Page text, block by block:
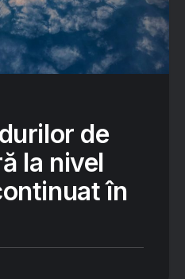
de
la nivel
în